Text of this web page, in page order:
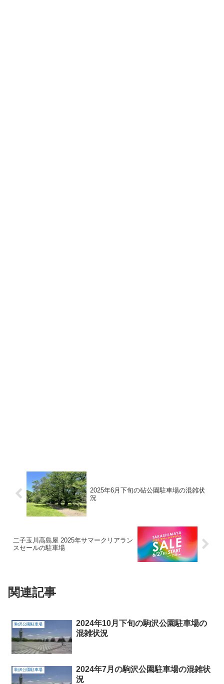
2025年6月下旬の砧公園駐車場の混雑状
況
二子玉川高島屋 2025年サマークリアラン
スセールの駐車場
関連記事
駒沢公園駐車場
2024年10月下旬の駒沢公園駐車場の
混雑状況
駒沢公園駐車場
2024年7月の駒沢公園駐車場の混雑状
況